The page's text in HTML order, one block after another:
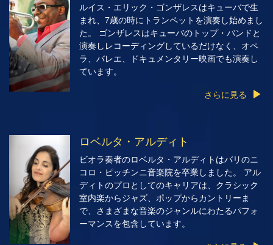
ルイス・エリック・ゴンザレスはキューバで生
まれ、7歳の時にトランペットを演奏し始めまし
た。 ゴンザレスはキューバのトップ・バンドと
演奏しレコーディングしているだけなく、オペ
ラ、バレエ、ドキュメンタリー映画でも演奏し
ています。
さらに見る
ロベルタ・アルディト
ビオラ奏者のロベルタ・アルディトはバリのニ
コロ・ピッチンニ音楽院を卒業しました。 アル
ディトのプロとしてのキャリアは、クラシック
室内楽からジャズ、ポップからカントリーま
で、さまざまな音楽のジャンルにわたるパフォ
ーマンスを包含しています。